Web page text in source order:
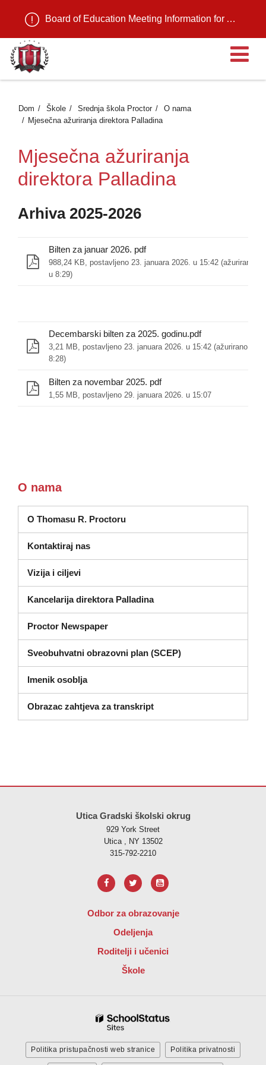
Board of Education Meeting Information for August 11, 2026
Dom Škole Srednja škola Proctor
O nama
Mjesečna ažuriranja direktora Palladina
Mjesečna ažuriranja
direktora Palladina
Arhiva 2025-2026
Bilten za januar 2026. pdf
988,24 KB, postavljeno 23. januara 2026. u 15:42 (ažurirano
u 8:29)
Decembarski bilten za 2025. godinu.pdf
3,21 MB, postavljeno 23. januara 2026. u 15:42 (ažurirano 30.
8:28)
Bilten za novembar 2025. pdf
1,55 MB, postavljeno 29. januara 2026. u 15:07
O nama
O Thomasu R. Proctoru
Kontaktiraj nas
Vizija i ciljevi
Kancelarija direktora Palladina
Proctor Newspaper
Sveobuhvatni obrazovni plan (SCEP)
Imenik osoblja
Obrazac zahtjeva za transkript(otvara se u novom
Utica Gradski školski okrug
929 York Street
Utica , NY 13502
315-792-2210
Odbor za obrazovanje
Odeljenja
Roditelji i učenici
Škole
Politika pristupačnosti web stranice Politika privatnosti